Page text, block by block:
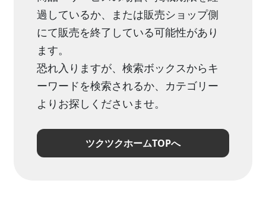
過しているか、または販売ショップ側
にて販売を終了している可能性があり
ます。
恐れ入りますが、検索ボックスからキ
ーワードを検索されるか、カテゴリー
よりお探しくださいませ。
ツクツクホームTOPへ